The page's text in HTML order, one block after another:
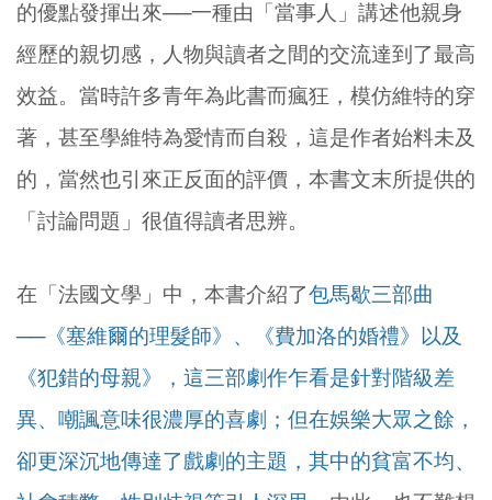
的優點發揮出來──一種由「當事人」講述他親身
經歷的親切感，人物與讀者之間的交流達到了最高
效益。當時許多青年為此書而瘋狂，模仿維特的穿
著，甚至學維特為愛情而自殺，這是作者始料未及
的，當然也引來正反面的評價，本書文末所提供的
「討論問題」很值得讀者思辨。
在「法國文學」中，本書介紹了包馬歇三部曲
──《塞維爾的理髮師》、《費加洛的婚禮》以及
《犯錯的母親》，這三部劇作乍看是針對階級差
異、嘲諷意味很濃厚的喜劇； 但在娛樂大眾之餘，
卻更深沉地傳達了戲劇的主題，其中的貧富不均、